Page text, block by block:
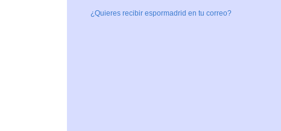
¿Quieres recibir espormadrid en tu correo?